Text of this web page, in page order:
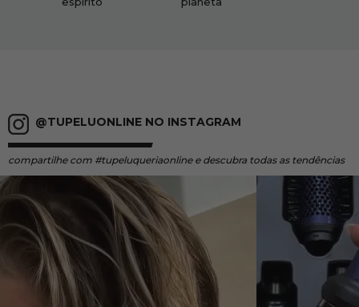
@TUPELUONLINE NO INSTAGRAM
compartilhe com #tupeluqueriaonline e descubra todas as tendências